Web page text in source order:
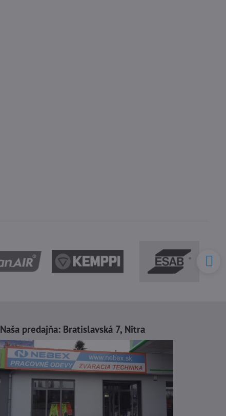
Naša predajňa: Bratislavská 7, Nitra